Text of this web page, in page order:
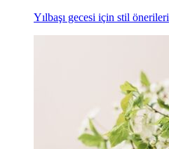
Yılbaşı gecesi için stil önerileri